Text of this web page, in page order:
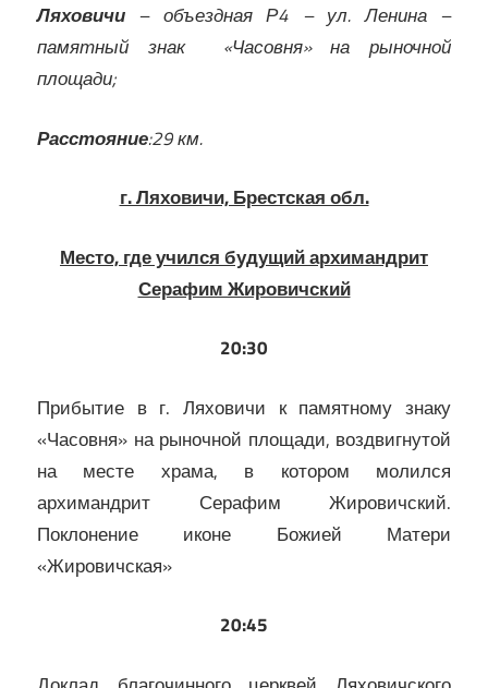
Ляховичи – объездная Р4 – ул. Ленина –
памятный знак «Часовня» на рыночной
площади;
Расстояние:29 км.
г. Ляховичи, Брестская обл.
Место, где учился будущий архимандрит
Серафим Жировичский
20:30
Прибытие в г. Ляховичи к памятному знаку
«Часовня» на рыночной площади, воздвигнутой
на месте храма, в котором молился
архимандрит Серафим Жировичский.
Поклонение иконе Божией Матери
«Жировичская»
20:45